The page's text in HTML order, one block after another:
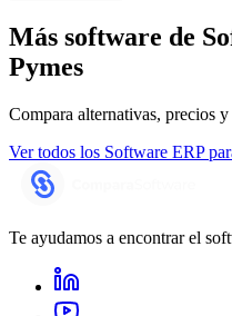
Más software de
Pymes
Compara alternativas, precios
Ver todos los Software ERP
Te ayudamos a encontrar el